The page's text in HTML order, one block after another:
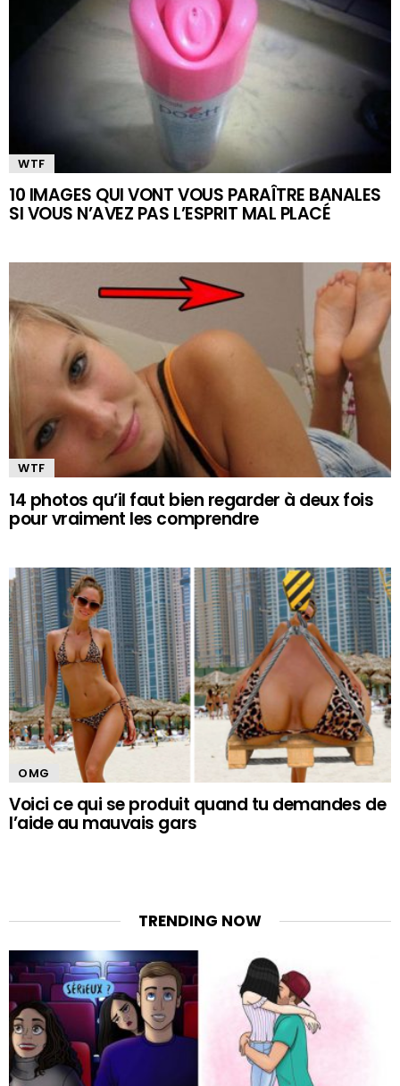
WTF
10 IMAGES QUI VONT VOUS PARAÎTRE BANALES
SI VOUS N’AVEZ PAS L’ESPRIT MAL PLACÉ
WTF
14 photos qu’il faut bien regarder à deux fois
pour vraiment les comprendre
OMG
Voici ce qui se produit quand tu demandes de
l’aide au mauvais gars
TRENDING NOW